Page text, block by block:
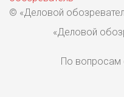
© «Деловой
«Деловой
По вопросам